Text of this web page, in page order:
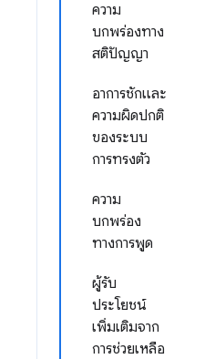
ความ
บกพร่องทาง
สติปัญญา
อาการชักและ
ความผิดปกติ
ของระบบ
การทรงตัว
ความ
บกพร่อง
ทางการพูด
ผู้รับ
ประโยชน์
เพิ่มเติมจาก
การช่วยเหลือ